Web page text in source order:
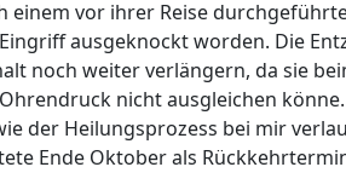
einem vor ihrer Reise
ausgeknockt worden. Die
noch weiter verlängern, da sie
nicht ausgleichen
der Heilungsprozess bei mir
Ende Oktober als